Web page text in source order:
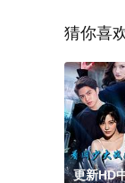
猜你喜
更新HD